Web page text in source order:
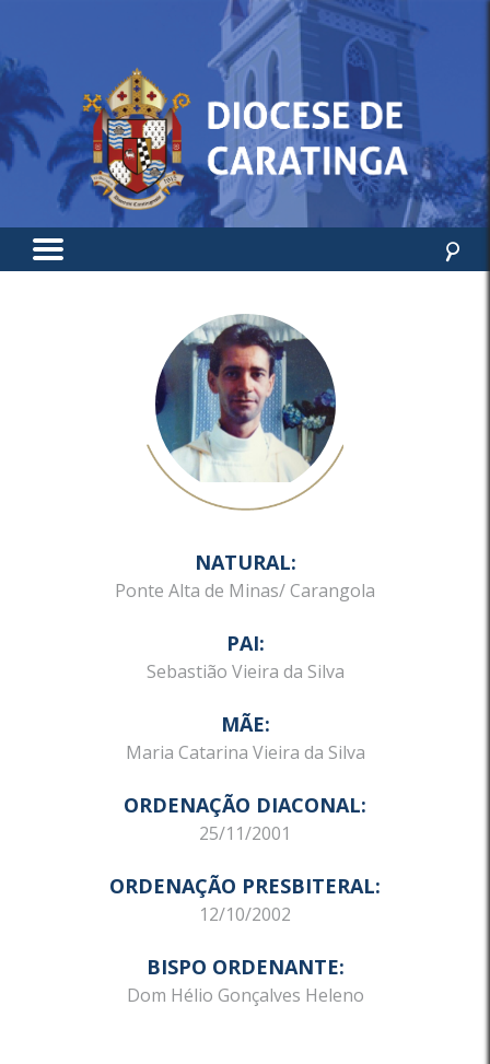
NATURAL:
Ponte Alta de Minas/ Carangola
PAI:
Sebastião Vieira da Silva
MÃE:
Maria Catarina Vieira da Silva
ORDENAÇÃO DIACONAL:
25/11/2001
ORDENAÇÃO PRESBITERAL:
12/10/2002
BISPO ORDENANTE:
Dom Hélio Gonçalves Heleno